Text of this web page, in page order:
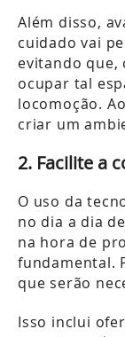
Além disso,
cuidado vai
evitando que,
ocupar tal
locomoção.
criar um
2. Facilite a
O uso da
no dia a dia
na hora de
fundamental.
que serão
Isso inclui